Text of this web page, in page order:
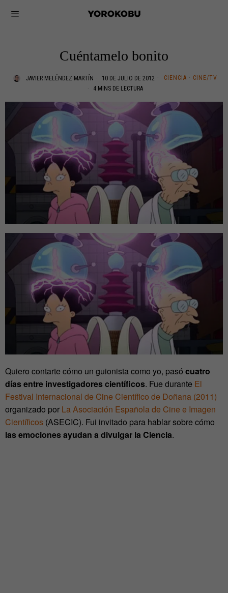
Cuéntamelo bonito
JAVIER MELÉNDEZ MARTÍN 10 DE JULIO DE 2012 CIENCIA · CINE/TV
4 MINS DE LECTURA
Quiero contarte cómo un guionista como yo, pasó cuatro
días entre investigadores científicos. Fue durante El
Festival Internacional de Cine Científico de Doñana (2011)
organizado por La Asociación Española de Cine e Imagen
Científicos (ASECIC). Fui invitado para hablar sobre cómo
las emociones ayudan a divulgar la Ciencia.